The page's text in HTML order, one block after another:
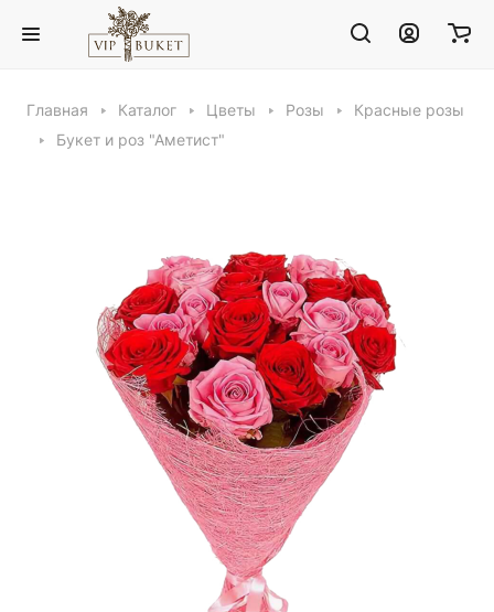
Главная Каталог Цветы Розы
Красные розы
Букет и роз "Аметист"